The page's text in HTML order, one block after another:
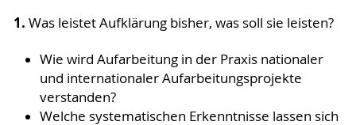
1. Was leistet Aufklärung bisher, was soll sie leisten?
Wie wird Aufarbeitung in der Praxis nationaler
und internationaler Aufarbeitungsprojekte
verstanden?
Welche systematischen Erkenntnisse lassen sich